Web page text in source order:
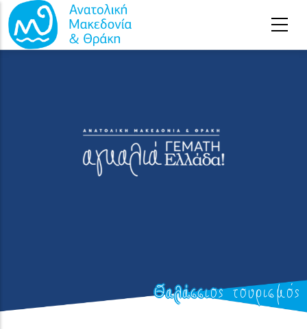
Παράκαμψη προς το κυρίως περιεχόμενο
Θαλάσσιος τουρισμός